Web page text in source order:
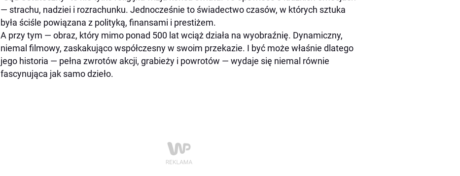
— strachu, nadziei i rozrachunku. Jednocześnie to świadectwo czasów, w których sztuka
była ściśle powiązana z polityką, finansami i prestiżem.
A przy tym — obraz, który mimo ponad 500 lat wciąż działa na wyobraźnię. Dynamiczny,
niemal filmowy, zaskakująco współczesny w swoim przekazie. I być może właśnie dlatego
jego historia — pełna zwrotów akcji, grabieży i powrotów — wydaje się niemal równie
fascynująca jak samo dzieło.